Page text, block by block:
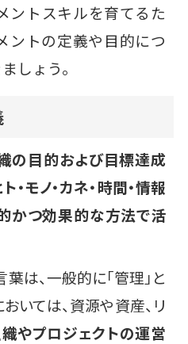
ントスキルを育てるた
ントの定義や目的につ
しょう。
の目的および目標達成
・モノ・カネ・時間・情報
かつ効果的な方法で活
葉は、一般的に「管理」と
いては、資源や資産、リ
やプロジェクトの運営